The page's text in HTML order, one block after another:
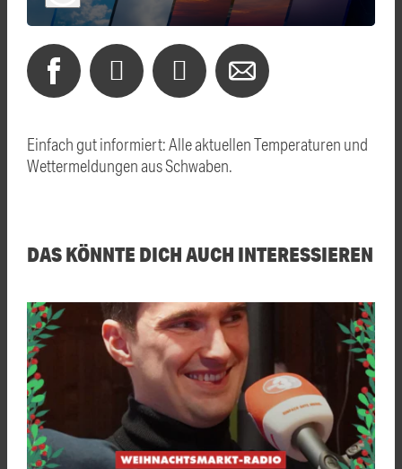
Einfach gut informiert: Alle aktuellen Temperaturen und
Wettermeldungen aus Schwaben.
DAS KÖNNTE DICH AUCH INTERESSIEREN